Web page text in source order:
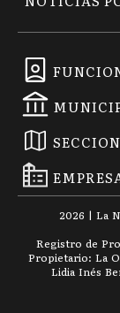
2026 | La
Registro de
Propietario: La
Lidia Inés